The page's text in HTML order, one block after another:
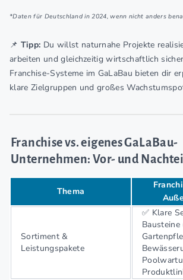
*Daten für Deutschland in 2024, wenn nicht anders
📌 Tipp: Du willst naturnahe Projekte
arbeiten und gleichzeitig wirtschaftlich
Franchise-Systeme im GaLaBau bieten dir
klare Zielgruppen und großes
Franchise vs. eigenes GaLaBau-
Unternehmen: Vor- und
Thema
Sortiment &
Leistungspakete
✅ Klare
Bausteine